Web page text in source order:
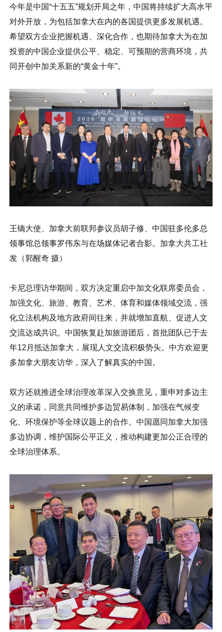
今年是中国“十五五”规划开局之年，中国将持续扩大高水平
对外开放，为包括加拿大在内的各国提供更多发展机遇。
希望双方企业把握机遇、深化合作，也期待加拿大为在加
投资的中国企业提供公平、稳定、可预期的营商环境，共
同开创中加关系新的“黄金十年”。
王镝大使、加拿大前联邦参议员胡子修、中国驻多伦多总
领事馆总领事罗伟东与在场媒体记者合影。加拿大共工社
发（郭醒奇 摄）
卡尼总理访华期间，双方决定重启中加文化联席委员会，
加强文化、旅游、教育、艺术、体育和媒体领域交流，强
化立法机构及地方政府间往来，并就增加直航、促进人文
交流达成共识。中国恢复赴加旅游团后，首批团队已于去
年12月抵达加拿大，展现人文交流积极势头。中方欢迎更
多加拿大朋友访华，深入了解真实的中国。
双方还就推进全球治理改革深入交换意见，重申对多边主
义的承诺，同意共同维护多边贸易体制，加强在气候变
化、环境保护等全球议题上的合作。中国愿同加拿大加强
多边协调，维护国际公平正义，推动构建更加公正合理的
全球治理体系。